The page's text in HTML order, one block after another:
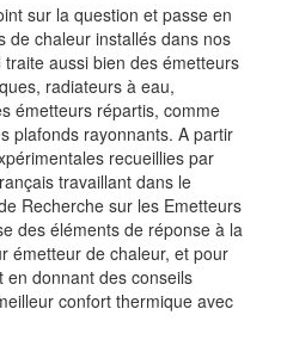
sur la question et passe en
de chaleur installés dans nos
aussi bien des émetteurs
radiateurs à eau,
émetteurs répartis, comme
plafonds rayonnants. A partir
recueillies par
travaillant dans le
Recherche sur les Emetteurs
des éléments de réponse à la
émetteur de chaleur, et pour
donnant des conseils
confort thermique avec